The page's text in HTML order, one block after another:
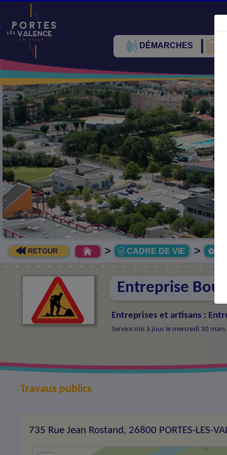
DÉMARCHES
Précédent
RETOUR > CADRE DE VIE >
Entreprise
Entreprises et artisans :
Service mis à jour le mercredi 30
Travaux publics
735 Rue Jean Rostand, 26800 PORTES-LES-